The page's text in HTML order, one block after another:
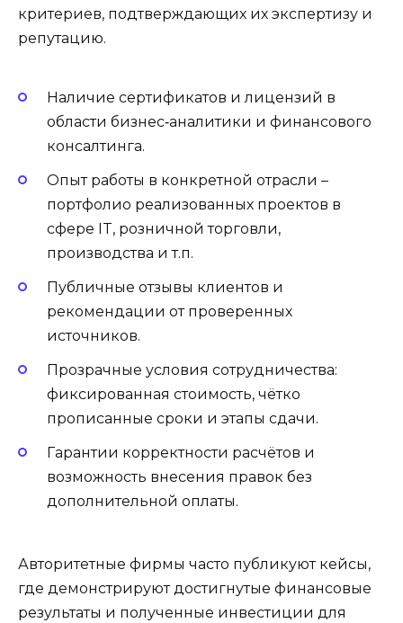
критериев, подтверждающих их экспертизу и
репутацию.
Наличие сертификатов и лицензий в
области бизнес‑аналитики и финансового
консалтинга.
Опыт работы в конкретной отрасли –
портфолио реализованных проектов в
сфере IT, розничной торговли,
производства и т.п.
Публичные отзывы клиентов и
рекомендации от проверенных
источников.
Прозрачные условия сотрудничества:
фиксированная стоимость, чётко
прописанные сроки и этапы сдачи.
Гарантии корректности расчётов и
возможность внесения правок без
дополнительной оплаты.
Авторитетные фирмы часто публикуют кейсы,
где демонстрируют достигнутые финансовые
результаты и полученные инвестиции для